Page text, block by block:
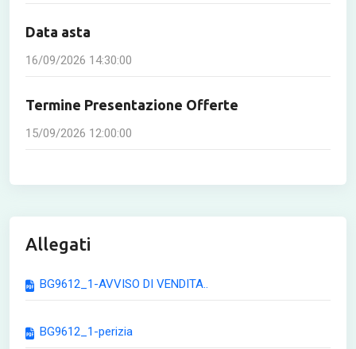
Data asta
16/09/2026 14:30:00
Termine Presentazione Offerte
15/09/2026 12:00:00
Allegati
BG9612_1-AVVISO DI VENDITA..
BG9612_1-perizia